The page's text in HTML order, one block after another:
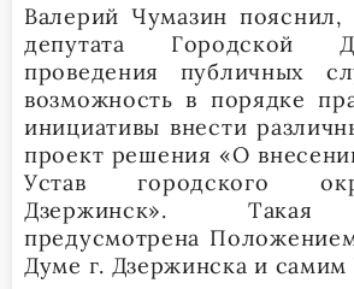
Валерий Чумазин
депутата Городской
проведения публичных
возможность в порядке
инициативы внести
проект решения «О
Устав городского
Дзержинск». Такая
предусмотрена
Думе г. Дзержинска и самим